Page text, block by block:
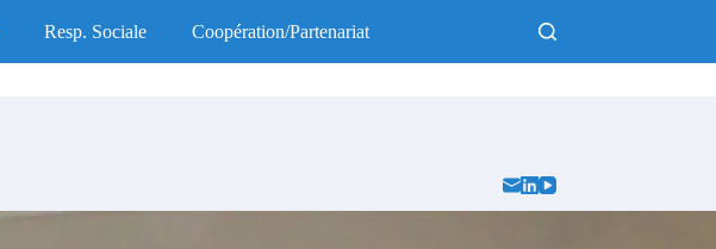
Resp. Sociale Coopération/Partenariat